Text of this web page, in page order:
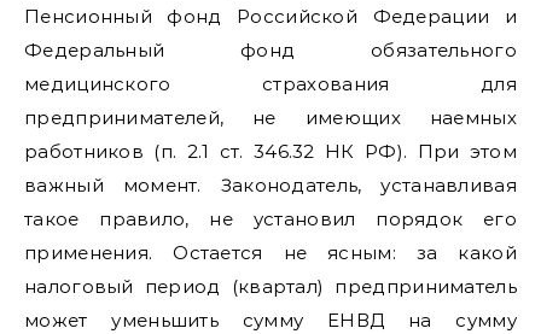
Пенсионный фонд Российской Федерации и
Федеральный фонд обязательного
медицинского страхования для
предпринимателей, не имеющих наемных
работников (п. 2.1 ст. 346.32 НК РФ). При этом
важный момент. Законодатель, устанавливая
такое правило, не установил порядок его
применения. Остается не ясным: за какой
налоговый период (квартал) предприниматель
может уменьшить сумму ЕНВД на сумму